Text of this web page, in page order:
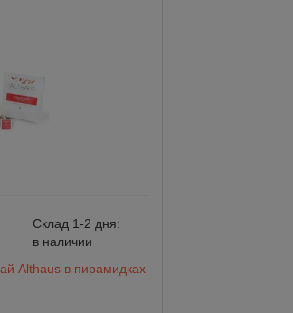
Склад 1-2 дня:
в наличии
Althaus в пирамидках